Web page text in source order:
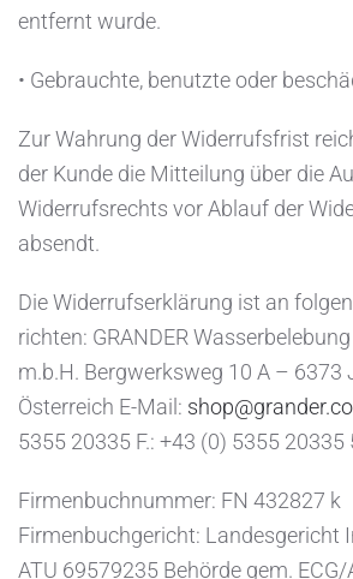
entfernt wurde.
• Gebrauchte, benutzte oder
Zur Wahrung der Widerrufsfrist
der Kunde die Mitteilung über die
Widerrufsrechts vor Ablauf der
absendt.
Die Widerrufserklärung ist an
richten: GRANDER
m.b.H. Bergwerksweg 10 A – 6373
Österreich E-Mail:
5355 20335 F.: +43 (0) 5355 20335
Firmenbuchnummer: FN 432827 k
Firmenbuchgericht: Landesgericht
ATU 69579235 Behörde gem.